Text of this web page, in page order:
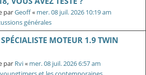
parGeoff« mer. 08 juil. 2026 10:19 am
générales
SPÉCIALISTE MOTEUR 1.9 TWIN
par Rvi« mer. 08 juil. 2026 6:57 am